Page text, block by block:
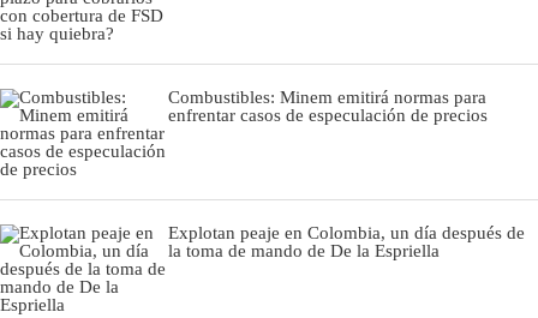
Combustibles: Minem emitirá normas para
enfrentar casos de especulación de precios
Explotan peaje en Colombia, un día después de
la toma de mando de De la Espriella